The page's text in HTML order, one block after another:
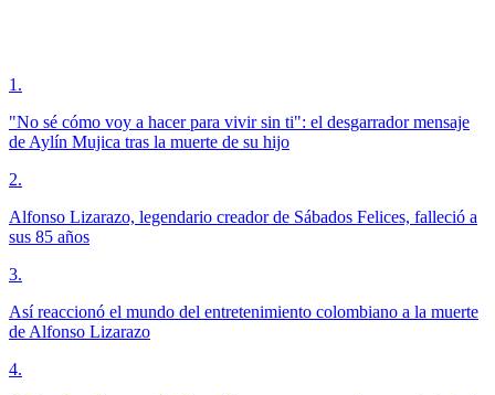
1 .
"No sé cómo voy a hacer para vivir sin ti": el desgarrador mensaje
de Aylín Mujica tras la muerte de su hijo
2.
Alfonso Lizarazo, legendario creador de Sábados Felices, falleció a
sus 85 años
3.
Así reaccionó el mundo del entretenimiento colombiano a la muerte
de Alfonso Lizarazo
4.